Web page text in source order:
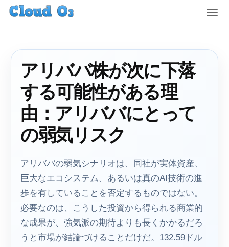
T
アリババ株が次に下落
する可能性がある理
由：アリババにとって
の弱気リスク
アリババの弱気シナリオは、同社が実体資産、
巨大なエコシステム、あるいは真のAI技術の進
歩を有していることを否定するものではない。
必要なのは、こうした投資から得られる商業的
な成果が、強気派の期待よりも長くかかるだろ
うと市場が結論づけることだけだ。132.59ドル